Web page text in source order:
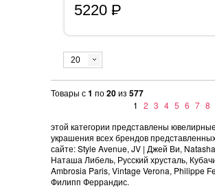
5220 =
P
20
Товары с1 по20из 577
1 2 3 4 5 6 7 8
этой категории представлены ювелирные
украшения всех брендов
сайте: Style Avenue, JV | Джей Ви,
Наташа Либель, Русский хрусталь,
Ambrosia Paris, Vintage Verona, Philippe
Филипп Феррандис.